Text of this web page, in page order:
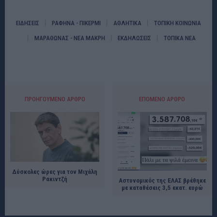
ΕΙΔΗΣΕΙΣ ΡΑΦΗΝΑ - ΠΙΚΕΡΜΙ ΑΘΛΗΤΙΚΑ ΤΟΠΙΚΗ ΚΟΙΝΩΝΙΑ
ΜΑΡΑΘΩΝΑΣ - ΝΕΑ ΜΑΚΡΗ ΕΚΔΗΛΩΣΕΙΣ ΤΟΠΙΚΑ ΝΕΑ
ΠΡΟΗΓΟΎΜΕΝΟ ΆΡΘΡΟ
Δύσκολες ώρες για τον Μιχάλη
Ρακιντζή
ΕΠΌΜΕΝΟ ΆΡΘΡΟ
Αστυνομικός της ΕΛΑΣ βρέθηκε
με καταθέσεις 3,5 εκατ. ευρώ